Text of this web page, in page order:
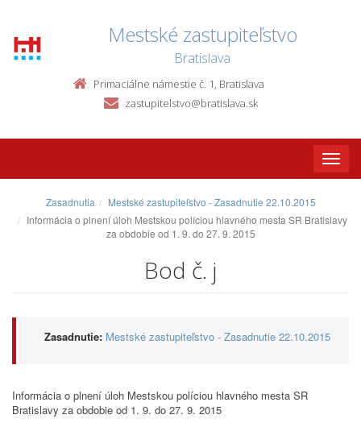
Mestské zastupiteľstvo
Bratislava
Primaciálne námestie č. 1, Bratislava
zastupitelstvo@bratislava.sk
Toggle
Zasadnutia
Mestské zastupiteľstvo - Zasadnutie 22.10.2015
Informácia o plnení úloh Mestskou políciou hlavného mesta SR Bratislavy
za obdobie od 1. 9. do 27. 9. 2015
Bod č. j
Zasadnutie: Mestské zastupiteľstvo - Zasadnutie 22.10.2015
Informácia o plnení úloh Mestskou políciou hlavného mesta SR
Bratislavy za obdobie od 1. 9. do 27. 9. 2015